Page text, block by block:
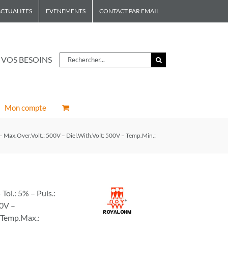
EVENEMENTS CONTACT PAR EMAIL
BESOINS Rechercher
Mon compte
Max.Over.Volt.: 500V – Diel.With.Volt: 500V – Temp.Min.:
5% – Puis.:
–